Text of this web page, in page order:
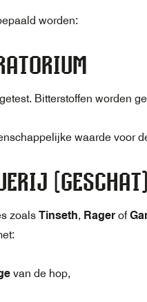
worden:
Bitterstoffen worden
waarde voor
(GESCHAT)
zoals Tinseth Rager of
van de hop,